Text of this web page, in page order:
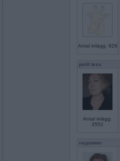
Antal inlägg: 926
petit tess
Antal inlägg:
3552
raypower